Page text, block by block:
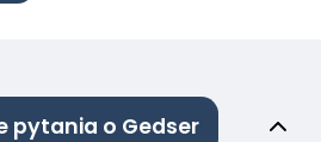
pytania o Gedser